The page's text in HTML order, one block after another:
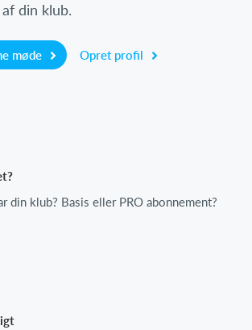
din klub.
møde Opret profil
din klub? Basis eller PRO abonnement?